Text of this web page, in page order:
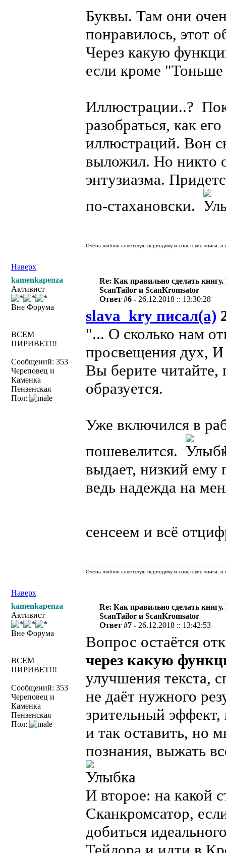
Буквы. Там они
понравилось, этот
Через какую
если кроме "Тоньше
Иллюстрации..?
разобраться, как
иллюстраций. Вон
выложил. Но никто
энтузиазма.
по-стахановски.
Наверх
Очень люблю советскую периодику и советские книги,
kamenkapenza
Активист
Вне Форума
ВСЕМ
ПИРИВЕТ!!!
Сообщений: 353
Череповец и
Каменка
Пензенская
Пол:
Re: Как правильно сделать
ScanTailor и ScanKromsator
Ответ #6 - 26.12.2018 :: 13:30:28
slava_kry писал(а)
"... О сколько нам
просвещения дух,
Вы берите читайте,
образуется.
Уже включился в
пошевелится.
выдает, низкий ему
ведь надежда на
сенсеем и всё
Наверх
Очень люблю советскую периодику и советские книги,
kamenkapenza
Активист
Вне Форума
ВСЕМ
ПИРИВЕТ!!!
Сообщений: 353
Череповец и
Каменка
Пензенская
Пол:
Re: Как правильно сделать
ScanTailor и ScanKromsator
Ответ #7 - 26.12.2018 :: 13:42:53
Вопрос остаётся
через какую
улучшения текста,
не даёт нужного
зрительный
и так оставить, но
познания, выжать
И второе: на какой
Сканкромсатор,
добиться